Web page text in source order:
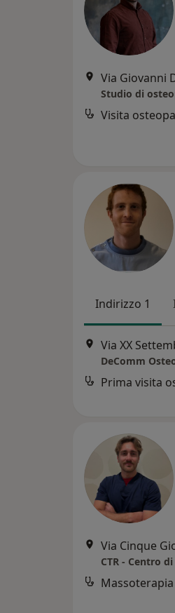
Via Giovanni
Studio di
Visita
Indirizzo 1
Via XX
DeComm
Prima visita
Via Cinque
CTR - Centro
Massoterapia